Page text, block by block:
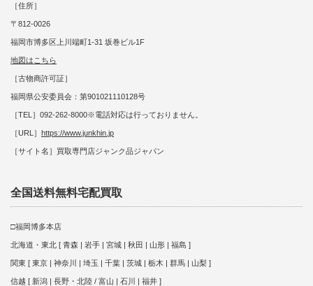
［住所］
〒812-0026
福岡市博多区上川端町1-31 坂巻ビル1F
地図はこちら
［古物商許可証］
福岡県公安委員会：第901021110128号
［TEL］092-262-8000※電話対応は行っておりません。
［URL］ https://www.junkhin.jp
［サイト名］買取専門店ジャンク品ジャパン
全国送料無料宅配買取
□福岡博多本店
北海道・東北 [ 青森 | 岩手 | 宮城 | 秋田 | 山形 | 福島 ]
関東 [ 東京 | 神奈川 | 埼玉 | 千葉 | 茨城 | 栃木 | 群馬 | 山梨 ]
信越 [ 新潟 | 長野・北陸 / 富山 | 石川 | 福井 ]